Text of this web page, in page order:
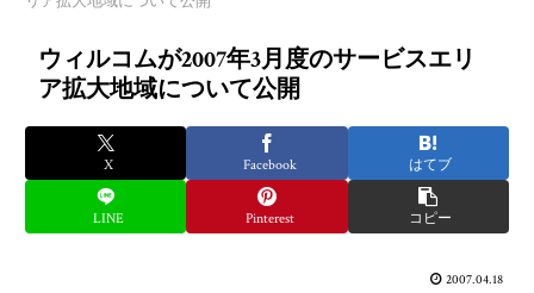
ウィルコムが2007年3月度のサービスエリ
ア拡大地域について公開
X Facebook はてブ
LINE Pinterest コピー
2007.04.18